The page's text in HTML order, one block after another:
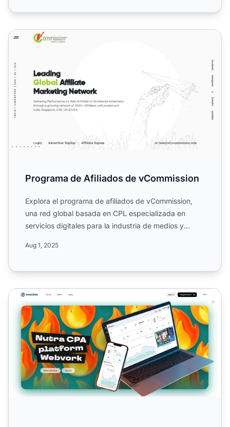
Programa de Afiliados de vCommission
Programa de Afiliados de vCommission
Explora el programa de afiliados de vCommission,
una red global basada en CPL especializada en
servicios digitales para la industria de medios y
Aug 1, 2025
Programa de Afiliados de Webvork